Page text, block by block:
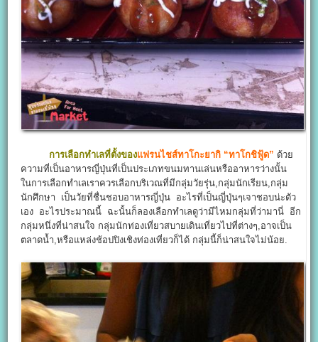
การเลือกทำเลที่ตั้งของแฟรนไชส์ทาโกะยากิ “ทาโกชิฟู้ด” ด้วย
ความที่เป็นอาหารญี่ปุ่นที่เป็นประเภทขนมทานเล่นหรืออาหารว่างนั้น
ในการเลือกทำเลเราควรเลือกบริเวณที่มีกลุ่มวัยรุ่น,กลุ่มนักเรียน,กลุ่ม
นักศึกษา เป็นวัยที่ชื่นชอบอาหารญี่ปุ่น อะไรที่เป็นญี่ปุ่นๆเจาชอบน่ะตัว
เอง อะไรประมาณนี้ ฉะนั้นก็ลองเลือกทำเลดูว่ามีไหมกลุ่มที่ว่ามานี่ อีก
กลุ่มหนึ่งที่น่าสนใจ กลุ่มนักท่องเที่ยวสบายเดินเที่ยวไปที่ต่างๆ,อาจเป็น
ตลาดน้ำ,หรือแหล่งช้อปปิงเชิงท่องเที่ยวก็ได้ กลุ่มนี้ก็น่าสนใจไม่น้อย.